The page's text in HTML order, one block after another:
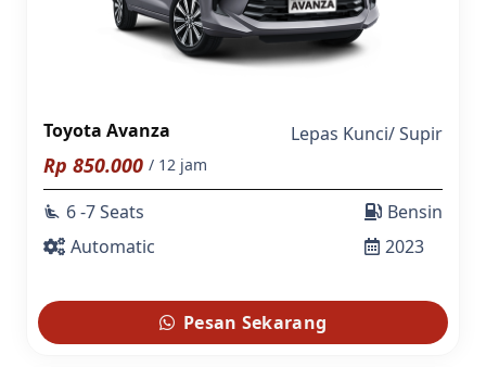
Toyota Avanza Lepas Kunci/Supir
Rp 850.000 / 12 jam
airline_seat_recline_extra 6 -7 Seats
Automatic
Bensin
2023
Pesan Sekarang